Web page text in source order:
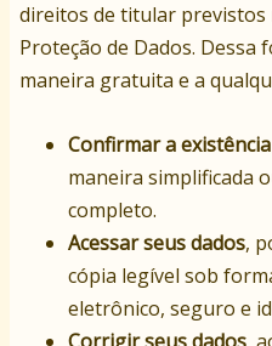
direitos de titular previstos
Proteção de Dados. Dessa
maneira gratuita e a
Confirmar a
maneira simplificada
completo.
Acessar seus dados,
cópia legível sob
eletrônico, seguro e